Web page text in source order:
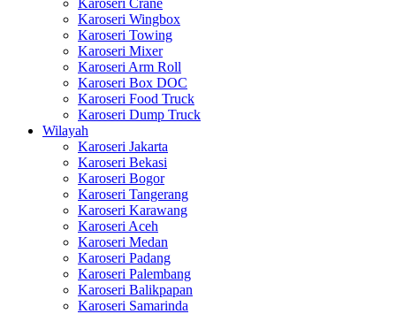
Karoseri Crane
Karoseri Wingbox
Karoseri Towing
Karoseri Mixer
Karoseri Arm Roll
Karoseri Box DOC
Karoseri Food Truck
Karoseri Dump Truck
Wilayah
Karoseri Jakarta
Karoseri Bekasi
Karoseri Bogor
Karoseri Tangerang
Karoseri Karawang
Karoseri Aceh
Karoseri Medan
Karoseri Padang
Karoseri Palembang
Karoseri Balikpapan
Karoseri Samarinda